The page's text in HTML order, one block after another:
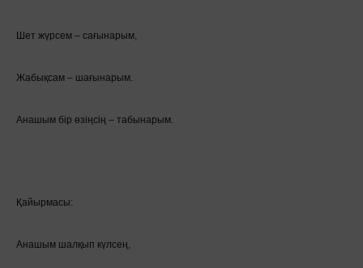
Шет жүрсем – сағынарым,
Жабықсам – шағынарым.
Анашым бір өзіңсің – табынарым.
Қайырмасы:
Анашым шалқып күлсең,